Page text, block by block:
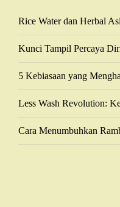
Rice Water dan Herbal
Kunci Tampil Percaya
5 Kebiasaan yang
Less Wash Revolution:
Cara Menumbuhkan